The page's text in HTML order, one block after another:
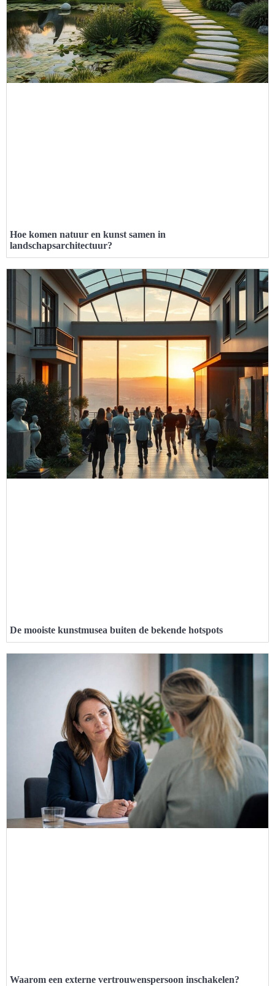
Hoe komen natuur en kunst samen in
landschapsarchitectuur?
De mooiste kunstmusea buiten de bekende hotspots
Waarom een externe vertrouwenspersoon inschakelen?